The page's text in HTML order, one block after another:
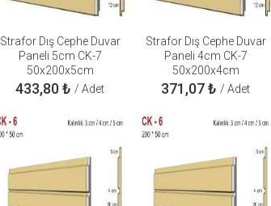
Strafor Dış Cephe Duvar
Paneli 5cm CK-7
50x200x5cm
433,80₺ / Adet
Strafor Dış Cephe Duvar
Paneli 4cm CK-7
50x200x4cm
371,07₺ / Adet